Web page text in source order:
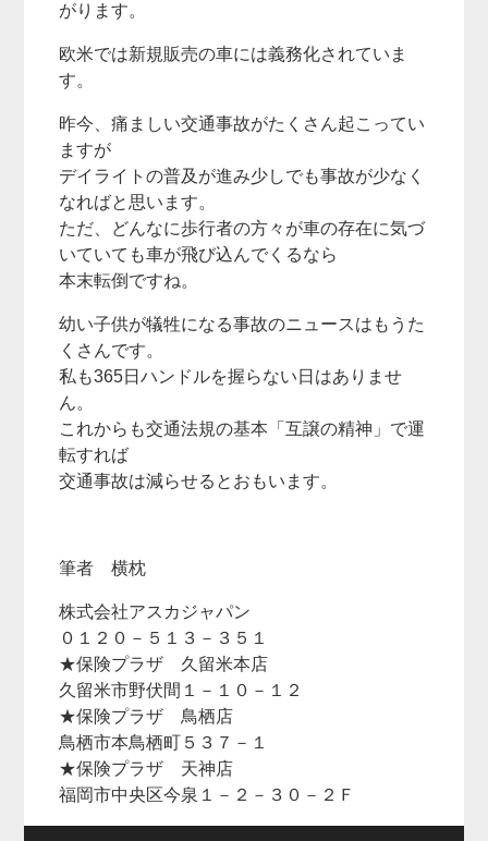
がります。
欧米では新規販売の車には義務化されていま
す。
昨今、痛ましい交通事故がたくさん起こってい
ますが
デイライトの普及が進み少しでも事故が少なく
なればと思います。
ただ、どんなに歩行者の方々が車の存在に気づ
いていても車が飛び込んでくるなら
本末転倒ですね。
幼い子供が犠牲になる事故のニュースはもうた
くさんです。
私も365日ハンドルを握らない日はありませ
ん。
これからも交通法規の基本「互譲の精神」で運
転すれば
交通事故は減らせるとおもいます。
筆者 横枕
株式会社アスカジャパン
０１２０－５１３－３５１
★保険プラザ 久留米本店
久留米市野伏間１－１０－１２
★保険プラザ 鳥栖店
鳥栖市本鳥栖町５３７－１
★保険プラザ 天神店
福岡市中央区今泉１－２－３０－２Ｆ